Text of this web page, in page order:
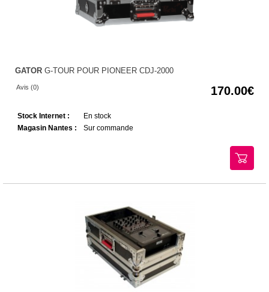
GATOR G-TOUR POUR PIONEER CDJ-2000
Avis (0) 170.00
Stock Internet :
En stock
Magasin Nantes :
Sur commande